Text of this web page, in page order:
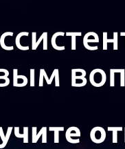
и
и получения
поиском в Интернет-